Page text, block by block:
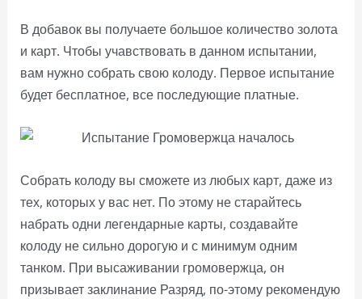
В добавок вы получаете большое количество золота
и карт. Чтобы учавствовать в данном испытании,
вам нужно собрать свою колоду. Первое испытание
будет бесплатное, все последующие платные.
Собрать колоду вы сможете из любых карт, даже из
тех, которых у вас нет. По этому не старайтесь
набрать одни легендарные карты, создавайте
колоду не сильно дорогую и с минимум одним
танком. При высаживании громовержца, он
призывает заклинание Разряд, по-этому рекомендую